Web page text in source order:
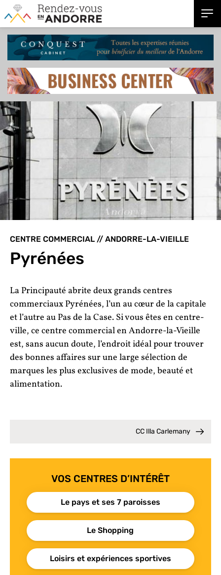
CENTRE COMMERCIAL // ANDORRE-LA-VIEILLE
Pyrénées
La Principauté abrite deux grands centres
commerciaux Pyrénées, l’un au cœur de la capitale
et l’autre au Pas de la Case. Si vous êtes en centre-
ville, ce centre commercial en Andorre-la-Vieille
est, sans aucun doute, l’endroit idéal pour trouver
des bonnes affaires sur une large sélection de
marques les plus exclusives de mode, beauté et
alimentation.
CC Illa Carlemany
VOS CENTRES D’INTÉRÊT
Le pays et ses 7 paroisses
Le Shopping
Loisirs et expériences sportives